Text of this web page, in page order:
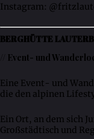
Instagram:
BERGHÜTTE
// Event- und
Eine Event- und
die den alpinen
Ein Ort, an dem sich
Großstädtisch und